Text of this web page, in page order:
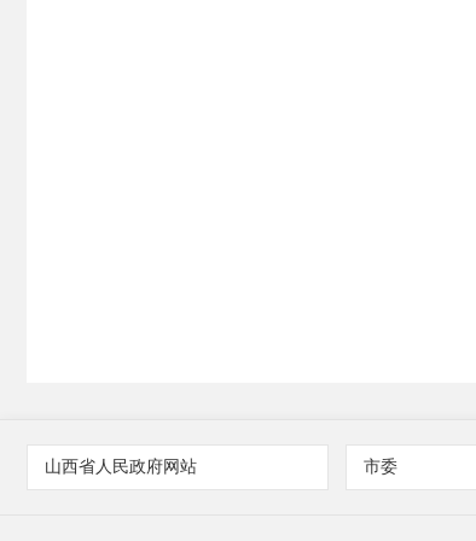
山西省人民政府网站 市委